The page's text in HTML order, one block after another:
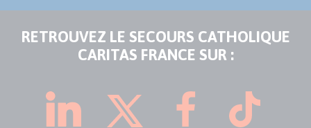
RETROUVEZ LE SECOURS CATHOLIQUE
CARITAS FRANCE SUR :